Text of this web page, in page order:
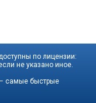
по лицензии:
если не указано иное.
самые быстрые